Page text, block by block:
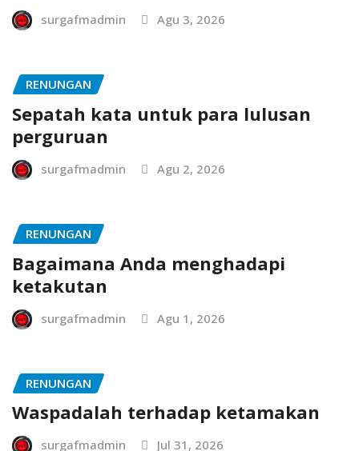
surgafmadmin Agu 3, 2026
RENUNGAN
Sepatah kata untuk para lulusan
perguruan
surgafmadmin Agu 2, 2026
RENUNGAN
Bagaimana Anda menghadapi
ketakutan
surgafmadmin Agu 1, 2026
RENUNGAN
Waspadalah terhadap ketamakan
surgafmadmin Jul 31, 2026